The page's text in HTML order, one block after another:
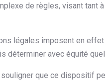
de règles, visant tant
légales imposent en effet
déterminer avec équité
que ce dispositif